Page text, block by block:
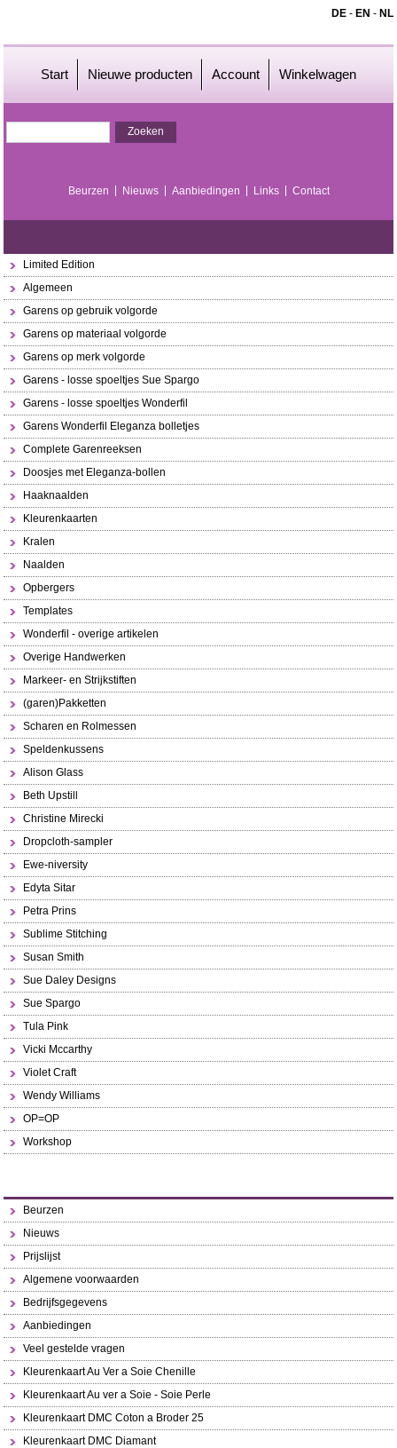
DE- EN - NL
Start Nieuwe producten Account Winkelwagen
Beurzen Nieuws Aanbiedingen Links Contact
Limited Edition
Algemeen
Garens op gebruik volgorde
Garens op materiaal volgorde
Garens op merk volgorde
Garens - losse spoeltjes Sue Spargo
Garens - losse spoeltjes Wonderfil
Garens Wonderfil Eleganza bolletjes
Complete Garenreeksen
Doosjes met Eleganza-bollen
Haaknaalden
Kleurenkaarten
Kralen
Naalden
Opbergers
Templates
Wonderfil - overige artikelen
Overige Handwerken
Markeer- en Strijkstiften
(garen)Pakketten
Scharen en Rolmessen
Speldenkussens
Alison Glass
Beth Upstill
Christine Mirecki
Dropcloth-sampler
Ewe-niversity
Edyta Sitar
Petra Prins
Sublime Stitching
Susan Smith
Sue Daley Designs
Sue Spargo
Tula Pink
Vicki Mccarthy
Violet Craft
Wendy Williams
OP=OP
Workshop
Beurzen
Nieuws
Prijslijst
Algemene voorwaarden
Bedrijfsgegevens
Aanbiedingen
Veel gestelde vragen
Kleurenkaart Au Ver a Soie Chenille
Kleurenkaart Au ver a Soie - Soie Perle
Kleurenkaart DMC Coton a Broder 25
Kleurenkaart DMC Diamant